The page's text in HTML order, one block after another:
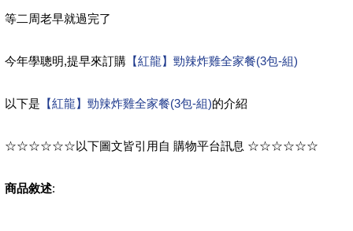
等二周老早就過完了
今年學聰明,提早來訂購 【紅龍】勁辣炸雞全家餐(3包-組)
以下是 【紅龍】勁辣炸雞全家餐(3包-組)的介紹
☆☆☆☆☆☆以下圖文皆引用自 購物平台訊息 ☆☆☆☆☆☆
商品敘述: